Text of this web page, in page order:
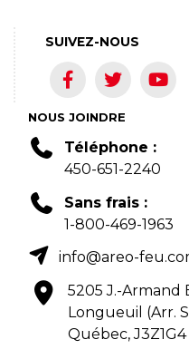
NOUS JOINDRE
Téléphone :
450-651-2240
Sans frais :
1-800-469-1963
info@areo-
5205 J.-Armand
Longueuil (Arr.
Québec, J3Z1G4
SUIVEZ-NOUS